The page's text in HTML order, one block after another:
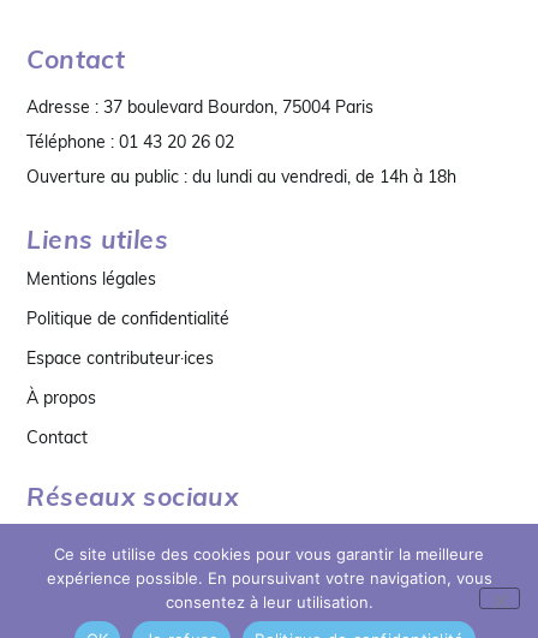
Contact
Adresse : 37 boulevard Bourdon, 75004 Paris
Téléphone : 01 43 20 26 02
Ouverture au public : du lundi au vendredi, de 14h à 18h
Liens utiles
Mentions légales
Politique de confidentialité
Espace contributeur·ices
À propos
Contact
Réseaux sociaux
Ce site utilise des cookies pour vous garantir la meilleure
expérience possible. En poursuivant votre navigation, vous
consentez à leur utilisation.